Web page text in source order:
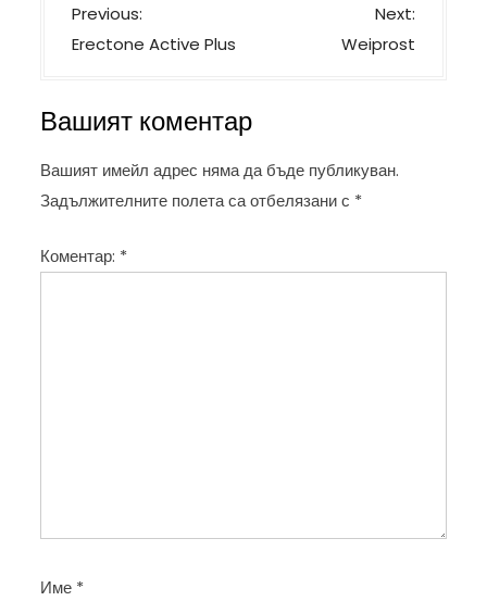
Н
а
и
г
а
ц
я
Previous:
Erectone Active Plus
Next:
Weiprost
Вашият коментар
Вашият имейл адрес няма да бъде публикуван.
Задължителните полета са отбелязани с *
Коментар: *
Име *